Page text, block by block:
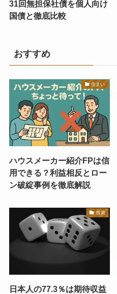
31回無担保社債を個人向け
国債と徹底比較
おすすめ
住まい
ハウスメーカー紹介FPは信
用できる？利益相反とロー
ン破綻事例を徹底解説
投資
日本人の77.3％は期待収益